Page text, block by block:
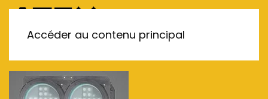
Accéder au contenu principal